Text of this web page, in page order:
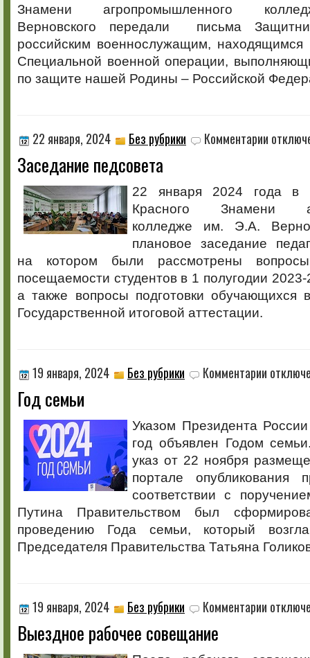
Знамени агропромышленного
Верновского передали письма
российским военнослужащим, находящимся
Специальной военной операции,
по защите нашей Родины – Российской
22 января, 2024 Без рубрики Комментарии записи
Заседание педсовета
22 января 2024 года в
Красного Знамени
колледже им. Э.А.
плановое заседание
на котором были рассмотрены
посещаемости студентов в 1 полугодии 2023-
а также вопросы подготовки обучающихся
Государственной итоговой аттестации.
19 января, 2024 Без рубрики Комментарии записи
Год семьи
Указом Президента
год объявлен Годом
указ от 22 ноября
портале опубликования
соответствии с
Путина Правительством был
проведению Года семьи, который
Председателя Правительства Татьяна
19 января, 2024 Без рубрики Комментарии записи
Выездное рабочее совещание